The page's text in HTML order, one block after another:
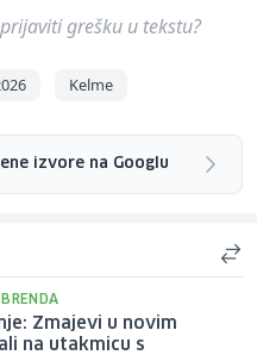
grešku u tekstu?
Kelme
izvore na Googlu
Zmajevi u novim
na utakmicu s